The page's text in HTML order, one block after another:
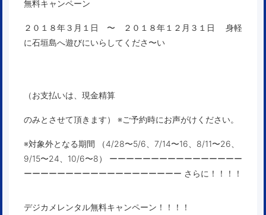
無料キャンペーン
２０１８年３月１日 〜 ２０１８年１２月３１日
身軽
に石垣島へ遊びにいらしてくださ〜い
（お支払いは、現金精算
のみとさせて頂きます） ※ご予約時にお声がけください。
※対象外となる期間 （4/28〜5/6、7/14〜16、8/11〜26、
9/15〜24、10/6〜8） ーーーーーーーーーーーーーーーー
ーーーーーーーーーーーーーーーーーーー さらに！！！！
デジカメレンタル無料キャンペーン！！！！